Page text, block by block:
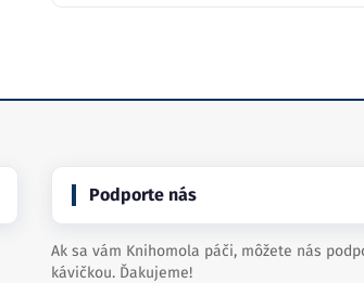
Podporte nás
Ak sa vám Knihomola páči, môžete nás
kávičkou. Ďakujeme!